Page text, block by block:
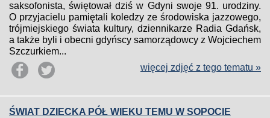
saksofonista, świętował dziś w Gdyni swoje 91. urodziny.
O przyjacielu pamiętali koledzy ze środowiska jazzowego,
trójmiejskiego świata kultury, dziennikarze Radia Gdańsk,
a także byli i obecni gdyńscy samorządowcy z Wojciechem
Szczurkiem...
więcej zdjęć z tego tematu »
ŚWIAT DZIECKA PÓŁ WIEKU TEMU W SOPOCIE